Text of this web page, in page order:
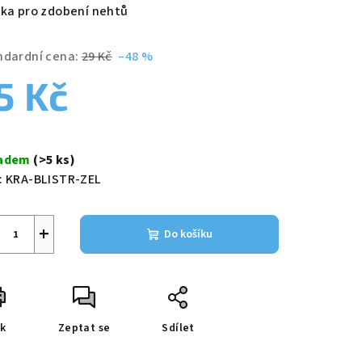
pro zdobení nehtů
cena: 29 Kč –48 %
Kč
(>5 ks)
KRA-BLISTR-ZEL
+ Do košíku
Zeptat se Sdílet